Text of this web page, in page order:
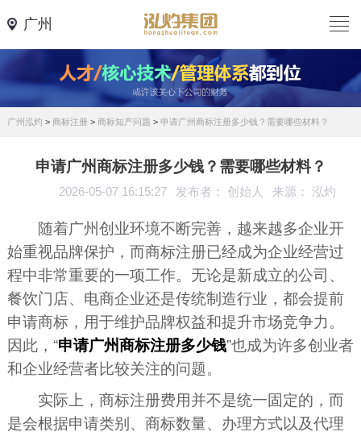
广州
广州泓灼 > 商标注册> 商标知产问题 > 申请广州商标注册多少钱？需要哪些材料？
申请广州商标注册多少钱？需要哪些材料？
2026-05-07 16:15:27 发布者： 创始人 来源： 泓灼
随着广州创业环境不断完善，越来越多企业开
始重视品牌保护，而商标注册已经成为企业经营过
程中非常重要的一项工作。无论是新成立的公司、
餐饮门店、电商企业还是传统制造行业，都会提前
申请商标，用于维护品牌权益和提升市场竞争力。
因此，“申请广州商标注册多少钱”也成为许多创业者
和企业经营者比较关注的问题。
实际上，商标注册费用并不是统一固定的，而
是会根据申请类别、商标数量、办理方式以及代理